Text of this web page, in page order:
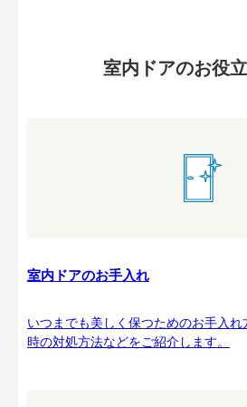
室内ドアのお役
室内ドアのお手入れ
いつまでも美しく保つためのお手入
時の対処方法などをご紹介します。